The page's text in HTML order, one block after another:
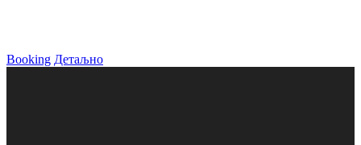
Booking Детаљно